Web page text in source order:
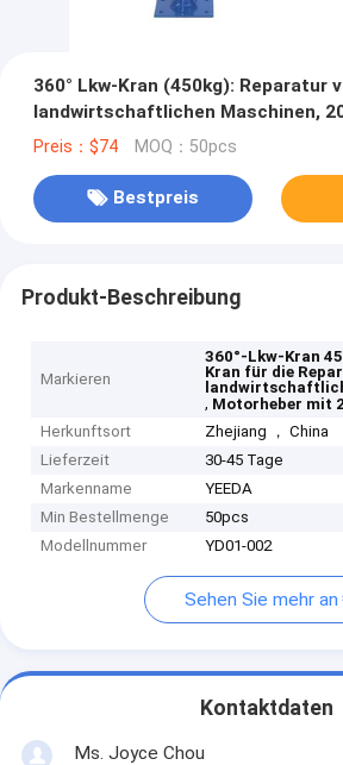
360° Lkw-Kran (450kg): Reparatur
landwirtschaftlichen Maschinen,
1295mm Radius
Preis：$74 MOQ：50pcs
Bestpreis
Produkt-Beschreibung
Markieren
360°-Lkw-Kran
Kran für die
, Motorheber mit
Herkunftsort
Zhejiang ， China
Lieferzeit
30-45 Tage
Markenname
YEEDA
Min Bestellmenge
50pcs
Modellnummer
YD01-002
Sehen Sie mehr an
Kontaktdaten
Ms. Joyce Chou